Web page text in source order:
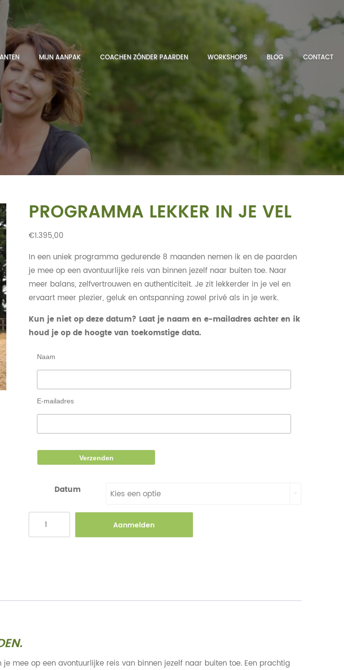
MIJN AANPAK COACHEN ZÓNDER PAARDEN WORKSHOPS BLOG CONTACT
PROGRAMMA LEKKER IN JE VEL
€1.395,00
In een uniek programma gedurende 8 maanden nemen ik en de paarden
je mee op een avontuurlijke reis van binnen jezelf naar buiten toe. Naar
meer balans, zelfvertrouwen en authenticiteit. Je zit lekkerder in je vel en
ervaart meer plezier, geluk en ontspanning zowel privé als in je werk.
Kun je niet op deze datum? Laat je naam en e-mailadres achter en ik
houd je op de hoogte van toekomstige data.
Naam
E-mailadres
Datum Kies een optie
Aanmelden
mee op een avontuurlijke reis van binnen jezelf naar buiten toe. Een prachtig